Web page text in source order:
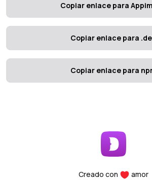
Copiar enlace para
Copiar enlace para
Copiar enlace para
Creado con amor